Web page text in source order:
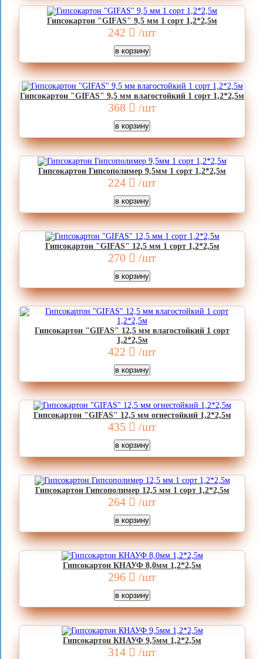
Гипсокартон "GIFAS" 9,5 мм 1 сорт 1,2*2,5м
242 /шт
Гипсокартон "GIFAS" 9,5 мм влагостойкий 1 сорт 1,2*2,5м
368 /шт
Гипсокартон Гипсополимер 9,5мм 1 сорт 1,2*2,5м
224 /шт
Гипсокартон "GIFAS" 12,5 мм 1 сорт 1,2*2,5м
270 /шт
Гипсокартон "GIFAS" 12,5 мм влагостойкий 1 сорт
1,2*2,5м
422 /шт
Гипсокартон "GIFAS" 12,5 мм огнестойкий 1,2*2,5м
435 /шт
Гипсокартон Гипсополимер 12,5 мм 1 сорт 1,2*2,5м
264 /шт
Гипсокартон КНАУФ 8,0мм 1,2*2,5м
296 /шт
Гипсокартон КНАУФ 9,5мм 1,2*2,5м
314 /шт